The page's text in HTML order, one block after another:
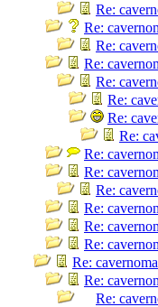
Re:
Re:
Re:
Re:
Re:
Re:
Re:
Re:
Re:
Re:
Re:
Re:
Re:
Re:
Re: cavernoma
Re:
Re: